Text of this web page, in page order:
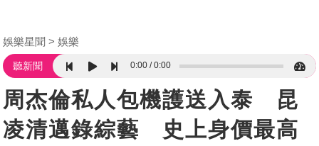
娛樂星聞 娛樂
聽新聞 0:00 0:00
周杰倫私人包機護送入泰 昆
凌清邁錄綜藝 史上身價最高